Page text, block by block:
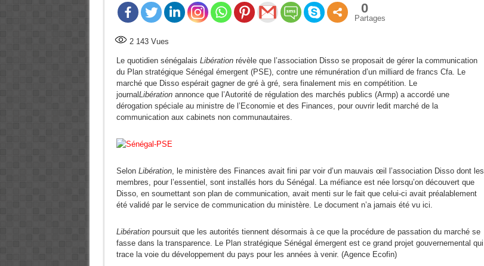
0
Partages
2 143Vues
Le quotidien sénégalais Libérationrévèle que l’association Disso se proposait de gérer la communication
du Plan stratégique Sénégal émergent (PSE), contre une rémunération d’un milliard de francs Cfa. Le
marché que Disso espérait gagner de gré à gré, sera finalement mis en compétition. Le
journalLibérationannonce que l’Autorité de régulation des marchés publics (Armp) a accordé une
dérogation spéciale au ministre de l’Economie et des Finances, pour ouvrir ledit marché de la
communication aux cabinets non communautaires.
Selon Libération, le ministère des Finances avait fini par voir d’un mauvais œil l’association Disso dont les
membres, pour l’essentiel, sont installés hors du Sénégal. La méfiance est née lorsqu’on découvert que
Disso, en soumettant son plan de communication, avait menti sur le fait que celui-ci avait préalablement
été validé par le service de communication du ministère. Le document n’a jamais été vu ici.
Libérationpoursuit que les autorités tiennent désormais à ce que la procédure de passation du marché se
fasse dans la transparence. Le Plan stratégique Sénégal émergent est ce grand projet gouvernemental qui
trace la voie du développement du pays pour les années à venir. (Agence Ecofin)